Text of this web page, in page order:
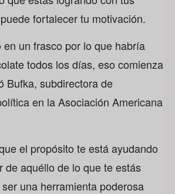
fortalecer tu motivación.
en un frasco por lo que habría
todos los días, eso comienza
Bufka, subdirectora de
en la Asociación Americana
el propósito te está ayudando
de aquéllo de lo que te estás
una herramienta poderosa